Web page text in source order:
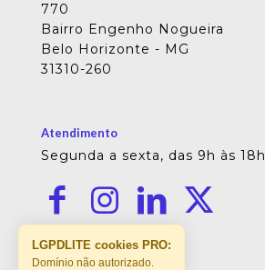
770
Bairro Engenho Nogueira
Belo Horizonte - MG
31310-260
Atendimento
Segunda a sexta, das 9h às 18h
LGPDLITE cookies PRO:
Domínio não autorizado.